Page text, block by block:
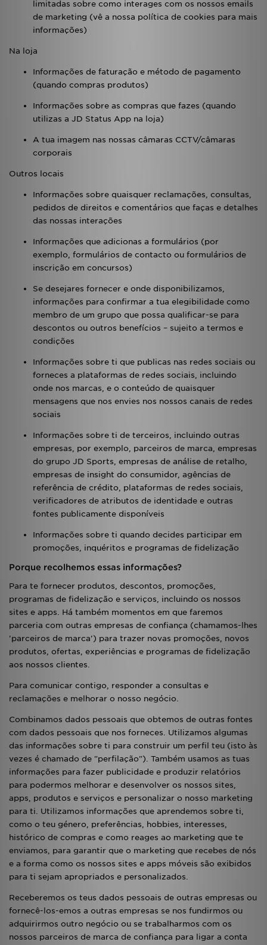
limitadas sobre como interages com os nossos emails
de marketing (vê a nossa política de cookies para mais
informações)
Na loja
Informações de faturação e método de pagamento
(quando compras produtos)
Informações sobre as compras que fazes (quando
utilizas a JD Status App na loja)
A tua imagem nas nossas câmaras CCTV/câmaras
corporais
Outros locais
Informações sobre quaisquer reclamações, consultas,
pedidos de direitos e comentários que faças e detalhes
das nossas interações
Informações que adicionas a formulários (por
exemplo, formulários de contacto ou formulários de
inscrição em concursos)
Se desejares fornecer e onde disponibilizamos,
informações para confirmar a tua elegibilidade como
membro de um grupo que possa qualificar-se para
descontos ou outros benefícios – sujeito a termos e
condições
Informações sobre ti que publicas nas redes sociais ou
forneces a plataformas de redes sociais, incluindo
onde nos marcas, e o conteúdo de quaisquer
mensagens que nos envies nos nossos canais de redes
sociais
Informações sobre ti de terceiros, incluindo outras
empresas, por exemplo, parceiros de marca, empresas
do grupo JD Sports, empresas de análise de retalho,
empresas de insight do consumidor, agências de
referência de crédito, plataformas de redes sociais,
verificadores de atributos de identidade e outras
fontes publicamente disponíveis
Informações sobre ti quando decides participar em
promoções, inquéritos e programas de fidelização
Porque recolhemos essas informações?
Para te fornecer produtos, descontos, promoções,
programas de fidelização e serviços, incluindo os nossos
sites e apps. Há também momentos em que faremos
parceria com outras empresas de confiança (chamamos-lhes
'parceiros de marca') para trazer novas promoções, novos
produtos, ofertas, experiências e programas de fidelização
aos nossos clientes.
Para comunicar contigo, responder a consultas e
reclamações e melhorar o nosso negócio.
Combinamos dados pessoais que obtemos de outras fontes
com dados pessoais que nos forneces. Utilizamos algumas
das informações sobre ti para construir um perfil teu (isto às
vezes é chamado de "perfilação"). Também usamos as tuas
informações para fazer publicidade e produzir relatórios
para podermos melhorar e desenvolver os nossos sites,
apps, produtos e serviços e personalizar o nosso marketing
para ti. Utilizamos informações que aprendemos sobre ti,
como o teu género, preferências, hobbies, interesses,
histórico de compras e como reages ao marketing que te
enviamos, para garantir que o marketing que recebes de nós
e a forma como os nossos sites e apps móveis são exibidos
para ti sejam apropriados e personalizados.
Receberemos os teus dados pessoais de outras empresas ou
fornecê-los-emos a outras empresas se nos fundirmos ou
adquirirmos outro negócio ou se trabalharmos com os
nossos parceiros de marca de confiança para ligar a conta